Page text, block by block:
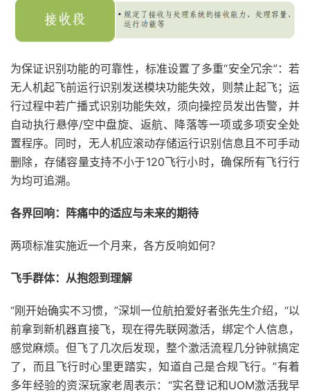
为保证识别功能的可靠性，标准设置了多重“安全冗余”：若
无人机起飞前运行识别发送模块功能失效，则禁止起飞；运
行过程中若广播式识别功能失效，须向操控员发出告警，并
自动执行悬停/空中盘旋、返航、降落等一项或多项安全处
置程序。同时，无人机应滚动存储运行识别信息且不可手动
删除，存储容量支持不小于120飞行小时，确保所有飞行行
为均可追溯。
各界回响：阵痛中的适应与未来的期待
两项标准实施近一个月来，各方反响如何？
飞手群体：从抱怨到理解
“刚开始确实不习惯，”深圳一位航拍爱好者张先生介绍，“以
前拿到新机器直接飞，现在得先联网激活，绑定个人信息，
感觉麻烦。但飞了几次后发现，整个激活流程几分钟就搞定
了，而且飞行时心里更踏实，知道自己是合规飞行。”有着
多年经验的资深玩家老周表示：“实名登记和UOM激活我早